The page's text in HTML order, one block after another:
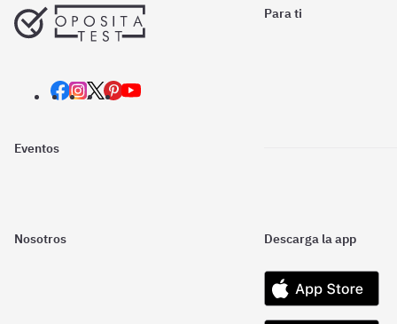
Para ti
Eventos
Nosotros Descarga la app